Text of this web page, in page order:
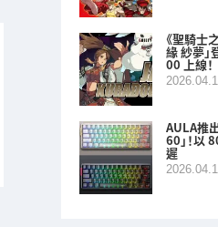
《聖騎士
緣 紗夢」
00 上線！
AULA推
60」！以
遲